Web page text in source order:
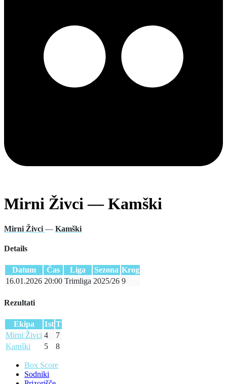
Mirni Živci — Kamški
Mirni Živci — Kamški
Details
Datum Čas Liga Sezona Krog
16.01.2026 20:00 Trimliga 2025/26 9
Rezultati
Ekipa 1st T
Mirni Živci 4
7
Kamški
5 8
Box Score
Sodniki